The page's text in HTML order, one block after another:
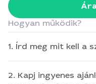
Hogyan működik?
1. Írd meg mit kell a
2. Kapj ingyenes